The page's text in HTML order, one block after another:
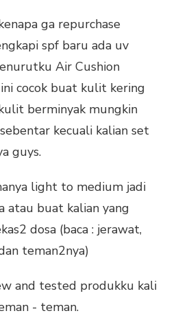
ga repurchase
spf baru ada uv
Air Cushion
cocok buat kulit kering
berminyak mungkin
kecuali kalian set
guys.
light to medium jadi
atau buat kalian yang
dosa (baca : jerawat,
teman2nya)
and tested produkku kali
- teman.